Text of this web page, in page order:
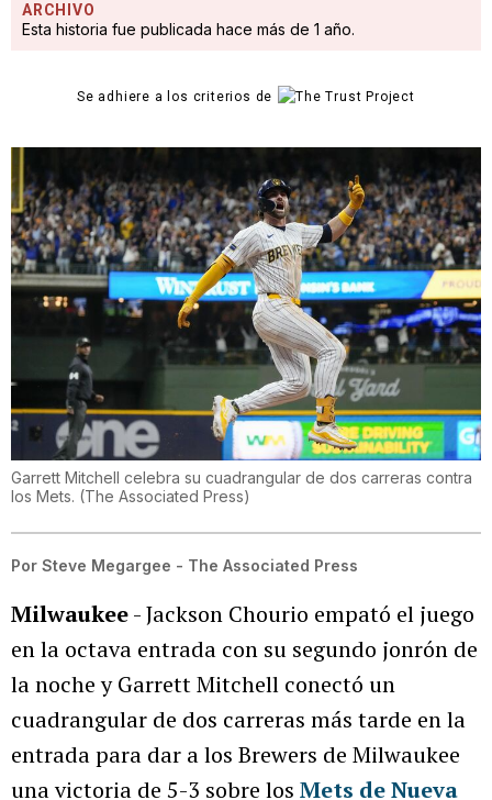
ARCHIVO
Esta historia fue publicada hace más de 1 año.
Se adhiere a los criterios de
Garrett Mitchell celebra su cuadrangular de dos carreras contra
los Mets. (The Associated Press)
Por Steve Megargee - The Associated Press
Milwaukee- Jackson Chourio empató el juego
en la octava entrada con su segundo jonrón de
la noche y Garrett Mitchell conectó un
cuadrangular de dos carreras más tarde en la
entrada para dar a los Brewers de Milwaukee
una victoria de 5-3 sobre los Mets de Nueva